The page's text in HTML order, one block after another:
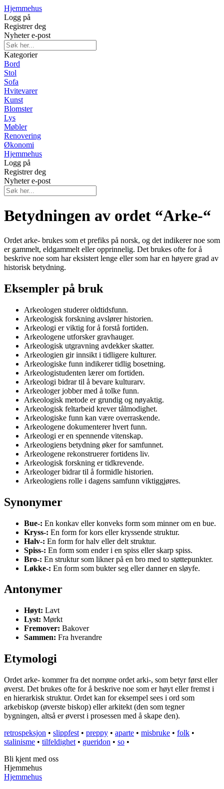
Hjemmehus
Logg på
Registrer deg
Nyheter e-post
Kategorier
Bord
Stol
Sofa
Hvitevarer
Kunst
Blomster
Lys
Møbler
Renovering
Økonomi
Hjemmehus
Logg på
Registrer deg
Nyheter e-post
Betydningen av ordet “Arke-“
Ordet arke- brukes som et prefiks på norsk, og det indikerer noe som
er gammelt, eldgammelt eller opprinnelig. Det brukes ofte for å
beskrive noe som har eksistert lenge eller som har en høyere grad av
historisk betydning.
Eksempler på bruk
Arkeologen studerer oldtidsfunn.
Arkeologisk forskning avslører historien.
Arkeologi er viktig for å forstå fortiden.
Arkeologene utforsker gravhauger.
Arkeologisk utgravning avdekker skatter.
Arkeologien gir innsikt i tidligere kulturer.
Arkeologiske funn indikerer tidlig bosetning.
Arkeologistudenten lærer om fortiden.
Arkeologi bidrar til å bevare kulturarv.
Arkeologer jobber med å tolke funn.
Arkeologisk metode er grundig og nøyaktig.
Arkeologisk feltarbeid krever tålmodighet.
Arkeologiske funn kan være overraskende.
Arkeologene dokumenterer hvert funn.
Arkeologi er en spennende vitenskap.
Arkeologiens betydning øker for samfunnet.
Arkeologene rekonstruerer fortidens liv.
Arkeologisk forskning er tidkrevende.
Arkeologer bidrar til å formidle historien.
Arkeologiens rolle i dagens samfunn viktiggjøres.
Synonymer
Bue-: En konkav eller konveks form som minner om en bue.
Kryss-: En form for kors eller kryssende struktur.
Halv-: En form for halv eller delt struktur.
Spiss-: En form som ender i en spiss eller skarp spiss.
Bro-: En struktur som likner på en bro med to støttepunkter.
Løkke-: En form som bukter seg eller danner en sløyfe.
Antonymer
Høyt: Lavt
Lyst: Mørkt
Fremover: Bakover
Sammen: Fra hverandre
Etymologi
Ordet arke- kommer fra det norrøne ordet arki-, som betyr først eller
øverst. Det brukes ofte for å beskrive noe som er høyt eller fremst i
en hierarkisk struktur. Ordet kan for eksempel sees i ord som
arkebiskop (øverste biskop) eller arkitekt (den som tegner
bygningen, altså er øverst i prosessen med å skape den).
retrospeksjon • slippfest • preppy • aparte • misbruke • folk •
stalinisme • tilfeldighet • gueridon • so •
Bli kjent med oss
Hjemmehus
Hjemmehus